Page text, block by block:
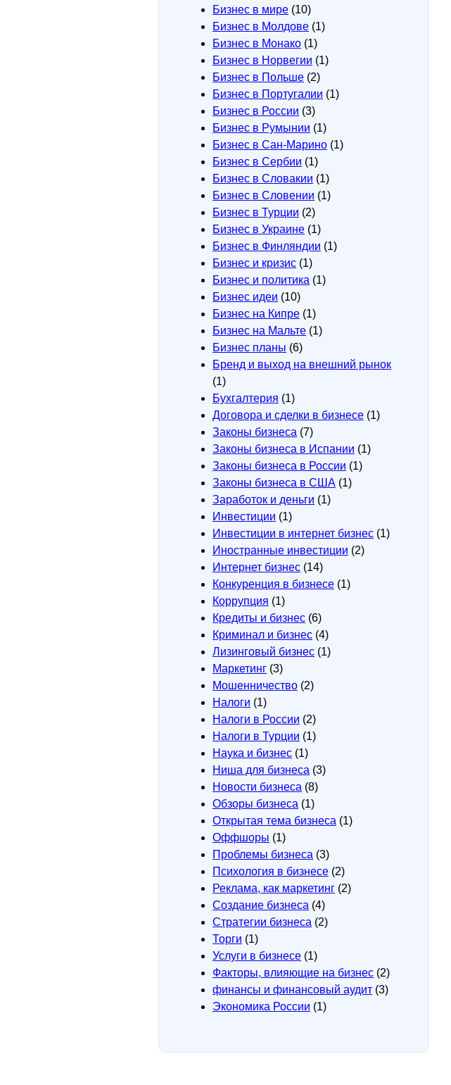
Бизнес в мире (10)
Бизнес в Молдове (1)
Бизнес в Монако (1)
Бизнес в Норвегии (1)
Бизнес в Польше (2)
Бизнес в Португалии (1)
Бизнес в России (3)
Бизнес в Румынии (1)
Бизнес в Сан-Марино (1)
Бизнес в Сербии (1)
Бизнес в Словакии (1)
Бизнес в Словении (1)
Бизнес в Турции (2)
Бизнес в Украине (1)
Бизнес в Финляндии (1)
Бизнес и кризис (1)
Бизнес и политика (1)
Бизнес идеи (10)
Бизнес на Кипре (1)
Бизнес на Мальте (1)
Бизнес планы (6)
Бренд и выход на внешний рынок
(1)
Бухгалтерия (1)
Договора и сделки в бизнесе (1)
Законы бизнеса (7)
Законы бизнеса в Испании (1)
Законы бизнеса в России (1)
Законы бизнеса в США (1)
Заработок и деньги (1)
Инвестиции (1)
Инвестиции в интернет бизнес (1)
Иностранные инвестиции (2)
Интернет бизнес (14)
Конкуренция в бизнесе (1)
Коррупция (1)
Кредиты и бизнес (6)
Криминал и бизнес (4)
Лизинговый бизнес (1)
Маркетинг (3)
Мошенничество (2)
Налоги (1)
Налоги в России (2)
Налоги в Турции (1)
Наука и бизнес (1)
Ниша для бизнеса (3)
Новости бизнеса (8)
Обзоры бизнеса (1)
Открытая тема бизнеса (1)
Оффшоры (1)
Проблемы бизнеса (3)
Психология в бизнесе (2)
Реклама, как маркетинг (2)
Создание бизнеса (4)
Стратегии бизнеса (2)
Торги (1)
Услуги в бизнесе (1)
Факторы, влияющие на бизнес (2)
финансы и финансовый аудит (3)
Экономика России (1)